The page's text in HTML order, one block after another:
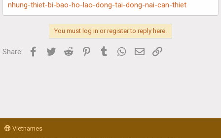
nhung-thiet-bi-bao-ho-lao-dong-tai-dong-nai-can-thiet
You must log in or register to reply here.
Share: Facebook
Twitter Reddit PinterestTumblr WhatsApp
Email
Vietnames